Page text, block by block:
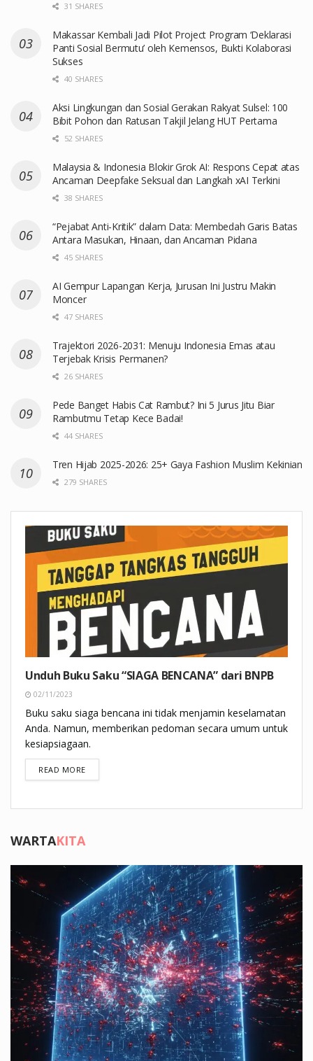
31 SHARES
Makassar Kembali Jadi Pilot Project Program ‘Deklarasi
Panti Sosial Bermutu’ oleh Kemensos, Bukti Kolaborasi
Sukses
40 SHARES
Aksi Lingkungan dan Sosial Gerakan Rakyat Sulsel: 100
Bibit Pohon dan Ratusan Takjil Jelang HUT Pertama
52 SHARES
Malaysia & Indonesia Blokir Grok AI: Respons Cepat atas
Ancaman Deepfake Seksual dan Langkah xAI Terkini
38 SHARES
“Pejabat Anti-Kritik” dalam Data: Membedah Garis Batas
Antara Masukan, Hinaan, dan Ancaman Pidana
45 SHARES
AI Gempur Lapangan Kerja, Jurusan Ini Justru Makin
Moncer
47 SHARES
Trajektori 2026-2031: Menuju Indonesia Emas atau
Terjebak Krisis Permanen?
26 SHARES
Pede Banget Habis Cat Rambut? Ini 5 Jurus Jitu Biar
Rambutmu Tetap Kece Badai!
44 SHARES
Tren Hijab 2025-2026: 25+ Gaya Fashion Muslim Kekinian
279 SHARES
Unduh Buku Saku “SIAGA BENCANA” dari BNPB
02/11/2023
Buku saku siaga bencana ini tidak menjamin keselamatan
Anda. Namun, memberikan pedoman secara umum untuk
kesiapsiagaan.
READ MOREDETAILS
WARTAKITA